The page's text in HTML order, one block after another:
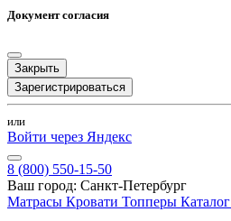
Документ согласия
Закрыть
Зарегистрироваться
или
Войти через Яндекс
8 (800) 550-15-50
Ваш город: Санкт-Петербург
Матрасы Кровати Топперы Каталог